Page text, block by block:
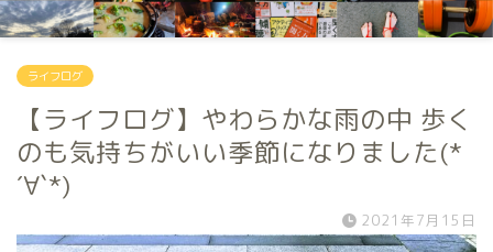
ライフログ
【ライフログ】やわらかな雨の中 歩く
のも気持ちがいい季節になりました(*
´∀`*)
2021年7月15日